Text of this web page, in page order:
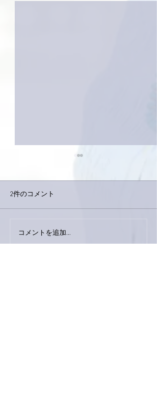
巨大なイタチきゅうり。
2件のコメント
コメントを追加…